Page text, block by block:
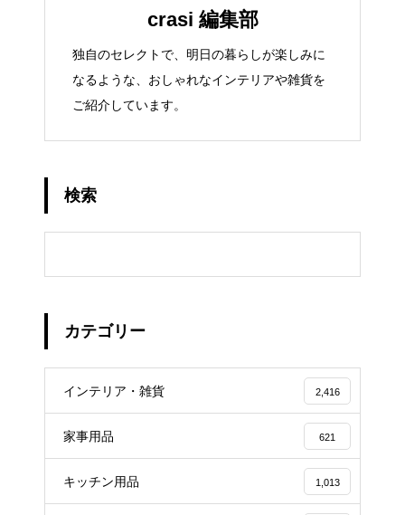
crasi 編集部
独自のセレクトで、明日の暮らしが楽しみに
なるような、おしゃれなインテリアや雑貨を
ご紹介しています。
検索
カテゴリー
インテリア・雑貨 2,416
家事用品 621
キッチン用品 1,013